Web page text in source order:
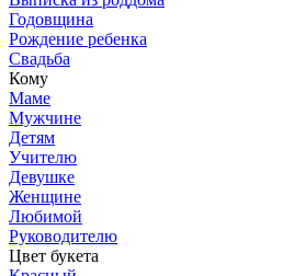
Годовщина
Рождение ребенка
Свадьба
Кому
Маме
Мужчине
Детям
Учителю
Девушке
Женщине
Любимой
Руководителю
Цвет букета